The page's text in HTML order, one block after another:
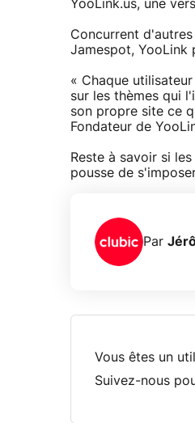
YooLink.us, une
Concurrent
Jamespot, YooLink
« Chaque
sur les thèmes qui
son propre site ce
Fondateur de
Reste à savoir si
pousse de
Par
Vous êtes un
Suivez-nous